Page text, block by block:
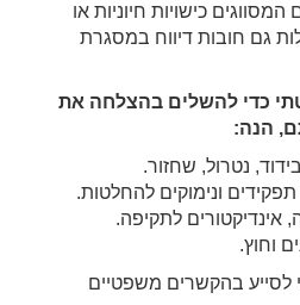
כישויות חיוניות או
גם חובות דיווח במסגרת
כדי להשלים בהצלחה את
הנה:
נטרול, שחזור.
ונימוקים להחלטות.
אינדיקטורים לתקיפה.
וחוץ.
לסייע בהקשרים משפטיים